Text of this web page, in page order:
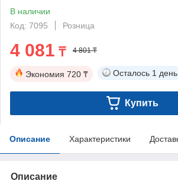
В наличии
Код: 7095
Розница
4 081 ₸ 4 801 ₸
Экономия 720 ₸ Осталось 1 день
Купить
Описание Характеристики
Описание